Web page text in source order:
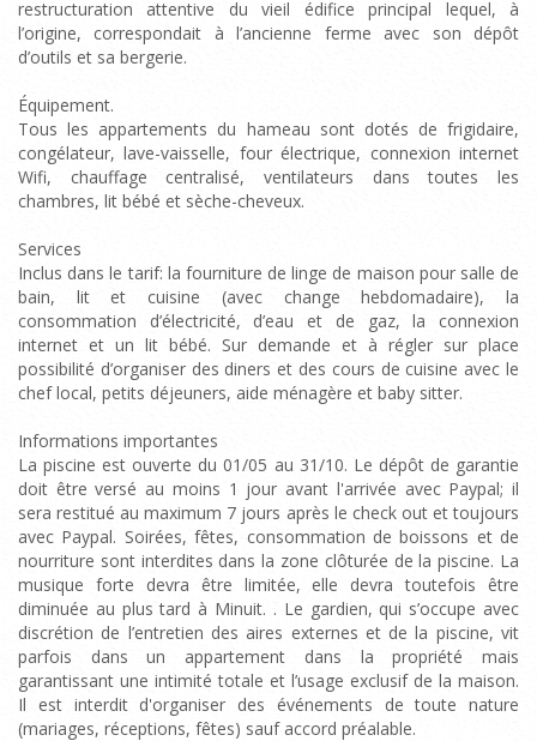
restructuration attentive du vieil édifice principal lequel, à
l’origine, correspondait à l’ancienne ferme avec son dépôt
d’outils et sa bergerie.
Équipement.
Tous les appartements du hameau sont dotés de frigidaire,
congélateur, lave-vaisselle, four électrique, connexion internet
Wifi, chauffage centralisé, ventilateurs dans toutes les
chambres, lit bébé et sèche-cheveux.
Services
Inclus dans le tarif: la fourniture de linge de maison pour salle de
bain, lit et cuisine (avec change hebdomadaire), la
consommation d’électricité, d’eau et de gaz, la connexion
internet et un lit bébé. Sur demande et à régler sur place
possibilité d’organiser des diners et des cours de cuisine avec le
chef local, petits déjeuners, aide ménagère et baby sitter.
Informations importantes
La piscine est ouverte du 01/05 au 31/10. Le dépôt de garantie
doit être versé au moins 1 jour avant l'arrivée avec Paypal; il
sera restitué au maximum 7 jours après le check out et toujours
avec Paypal. Soirées, fêtes, consommation de boissons et de
nourriture sont interdites dans la zone clôturée de la piscine. La
musique forte devra être limitée, elle devra toutefois être
diminuée au plus tard à Minuit. . Le gardien, qui s’occupe avec
discrétion de l’entretien des aires externes et de la piscine, vit
parfois dans un appartement dans la propriété mais
garantissant une intimité totale et l’usage exclusif de la maison.
Il est interdit d'organiser des événements de toute nature
(mariages, réceptions, fêtes) sauf accord préalable.